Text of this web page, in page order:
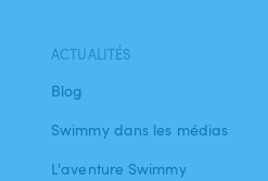
ACTUALITÉS
Blog
Swimmy dans les médias
L'aventure Swimmy